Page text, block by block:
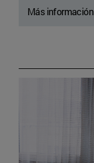
Más información